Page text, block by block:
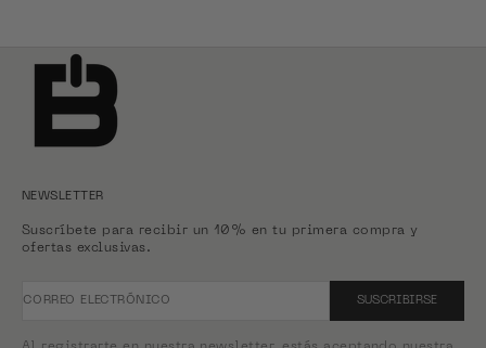
NEWSLETTER
Suscríbete para recibir un 10% en tu primera compra y
ofertas exclusivas.
CORREO ELECTRÓNICO SUSCRIBIRSE